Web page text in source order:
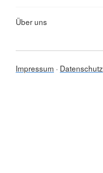
Über uns
Impressum Datenschutz